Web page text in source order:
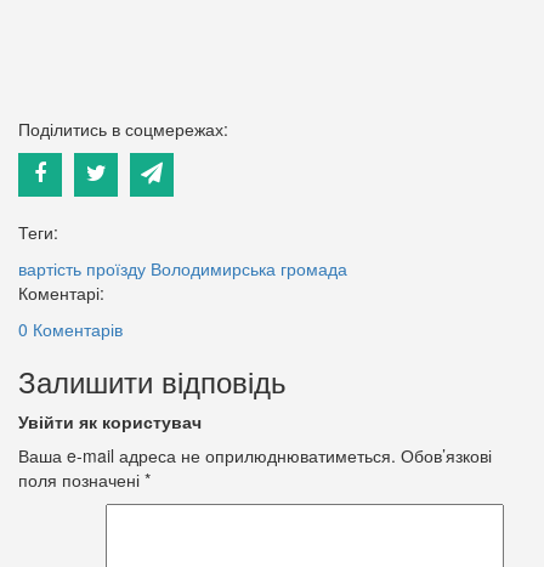
Поділитись в соцмережах:
Теги:
вартість проїзду Володимирська громада
Коментарі:
0 Коментарів
Залишити відповідь
Увійти як користувач
Ваша e-mail адреса не оприлюднюватиметься. Обов’язкові
поля позначені *